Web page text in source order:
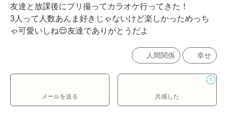
友達と放課後にプリ撮ってカラオケ行ってきた！
3人って人数あんま好きじゃないけど楽しかっためっち
ゃ可愛いしね😌友達でありがとうだよ
人間関係 幸せ
メールを送る
0
共感した